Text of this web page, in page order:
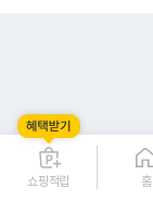
쇼핑적립 홈